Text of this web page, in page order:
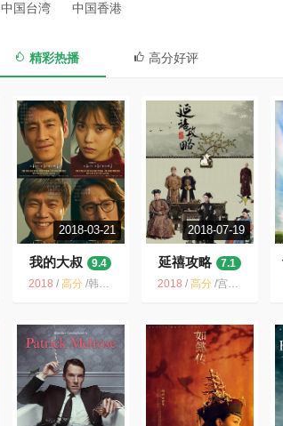
中国台湾 中国香港
精彩热播 高分好评
2018-03-21
我的大叔
9.4
2018 / 高分/韩国 / 剧情
2018-07-19
延禧攻略
7.1
2018 / 高分/宫斗 古装 宫廷 良心剧 电视剧 2018 剧情 中国大陆